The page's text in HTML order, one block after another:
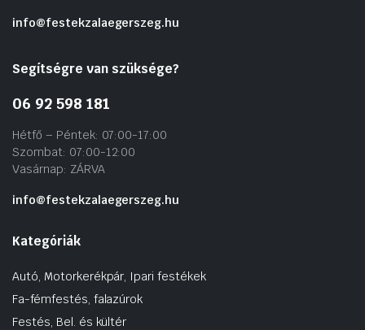
info@festekzalaegerszeg.hu
Segítségre van szüksége?
06 92 598 181
Hétfő – Péntek: 07:00-17:00
Szombat: 07:00-12:00
Vasárnap: ZÁRVA
info@festekzalaegerszeg.hu
Kategóriák
Autó, Motorkerékpár, Ipari festékek
Fa-fémfestés, falazúrok
Festés, Bel. és kültér